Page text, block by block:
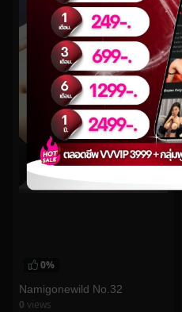
0%
Namigonewild No.32
0 views